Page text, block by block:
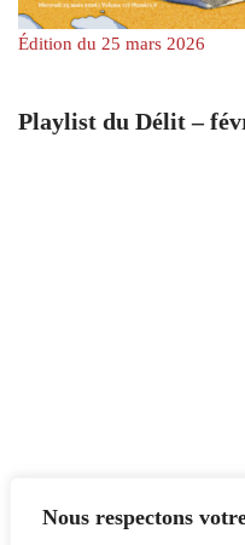
Nous respectons
Édition du 25 mars 2026
Playlist du Délit –